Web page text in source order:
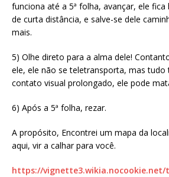
funciona até a 5ª folha, avançar, ele
de curta distância, e salve-se dele
mais.
5) Olhe direto para a alma dele!
ele, ele não se teletransporta, mas tudo
contato visual prolongado, ele pode
6) Após a 5ª folha, rezar.
A propósito, Encontrei um mapa da
aqui, vir a calhar para você.
https://